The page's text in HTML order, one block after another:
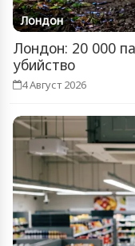
Лондон
Лондон: 20 000
убийство
4 Август 2026